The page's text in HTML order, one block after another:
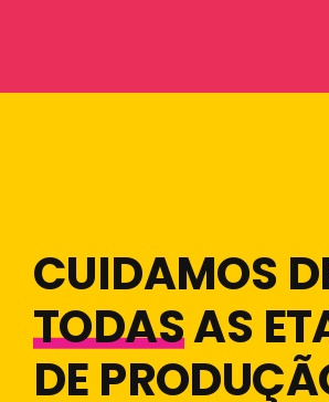
CUIDAMOS
TODASAS
DE